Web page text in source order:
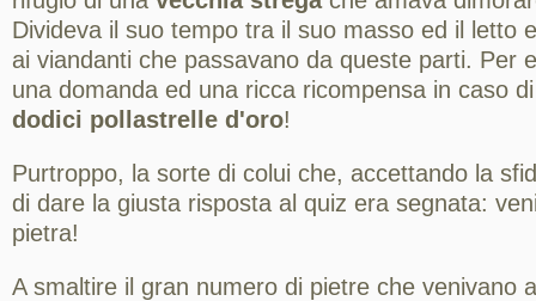
Divideva il suo tempo tra il suo masso ed il letto
ai viandanti che passavano da queste parti. Per
una domanda ed una ricca ricompensa in caso
dodici pollastrelle d'oro!
Purtroppo, la sorte di colui che, accettando la
di dare la giusta risposta al quiz era segnata:
pietra!
A smaltire il gran numero di pietre che venivano